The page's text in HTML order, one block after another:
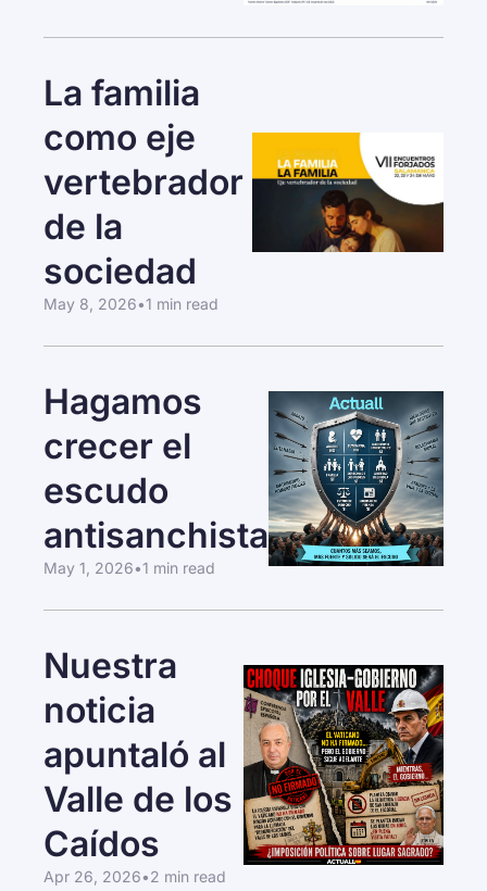
La familia
como eje
vertebrador
de la
sociedad
May 8, 2026•1 min read
Hagamos
crecer el
escudo
antisanchista
May 1, 2026•1 min read
Nuestra
noticia
apuntaló al
Valle de los
Caídos
Apr 26, 2026•2 min read